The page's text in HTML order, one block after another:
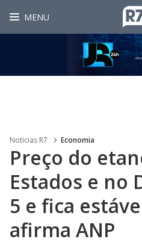
MENU
Noticias R7 Economia
Preço do
Estados e no
5 e fica
afirma ANP